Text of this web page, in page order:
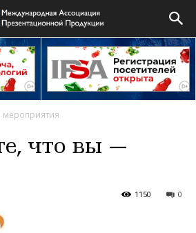
мероприятия
что вы —
0
1150